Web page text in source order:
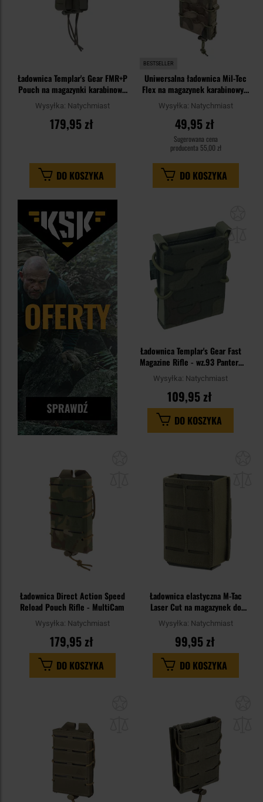
Ładownica Templar's Gear FMR+P
Pouch na magazynki karabinowe
i pistoletowe - Ranger Green
Wysyłka: Natychmiast
179,95 zł
DO KOSZYKA
BESTSELLER
Uniwersalna ładownica Mil-Tec
Flex na magazynek karabinowy -
wz.93 Pantera PL Woodland
Wysyłka: Natychmiast
49,95 zł
Sugerowana cena
producenta 55,00 zł
DO KOSZYKA
Ładownica Templar's Gear Fast
Magazine Rifle - wz.93 Pantera
PL Woodland
Wysyłka: Natychmiast
109,95 zł
DO KOSZYKA
schowka
Ładownica Direct Action Speed
Reload Pouch Rifle - MultiCam
Wysyłka: Natychmiast
179,95 zł
DO KOSZYKA
Ładownica elastyczna M-Tac
Laser Cut na magazynek do
AR15/AK47 - Ranger Green
Wysyłka: Natychmiast
99,95 zł
DO KOSZYKA